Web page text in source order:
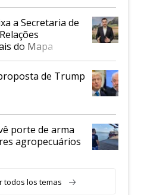
a Secretaria de
do Mapa
de Trump
porte de arma
agropecuários
todos los temas